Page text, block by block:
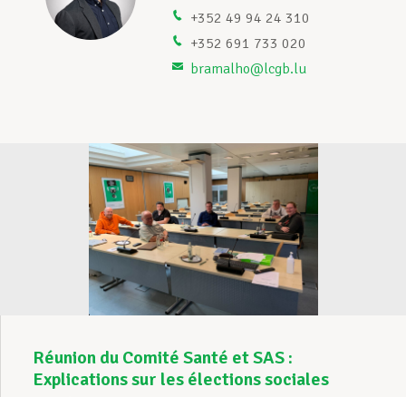
Assistance en vie privée
Devenir Membre
Actualités
+352 49 94 24 310
+352 691 733 020
bramalho@lcgb.lu
Réunion du Comité Santé et SAS :
Explications sur les élections sociales